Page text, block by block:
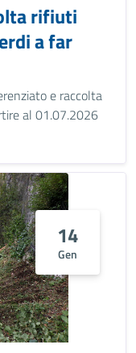
rifiuti
a far
e raccolta
al 01.07.2026
14
Gen